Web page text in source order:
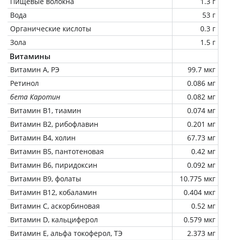
Вода
53 г
Органические кислоты
0.3 г
Зола
1.5 г
Витамины
Витамин А, РЭ
99.7 мкг
Ретинол
0.086 мг
бета Каротин
0.082 мг
Витамин В1, тиамин
0.074 мг
Витамин В2, рибофлавин
0.201 мг
Витамин В4, холин
67.73 мг
Витамин В5, пантотеновая
0.42 мг
Витамин В6, пиридоксин
0.092 мг
Витамин В9, фолаты
10.775 мкг
Витамин В12, кобаламин
0.404 мкг
Витамин C, аскорбиновая
0.52 мг
Витамин D, кальциферол
0.579 мкг
Витамин Е, альфа токоферол, ТЭ
2.373 мг